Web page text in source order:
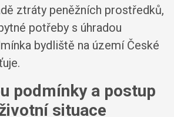
ztráty peněžních prostředků,
potřeby s úhradou
bydliště na území České
podmínky a postup
situace